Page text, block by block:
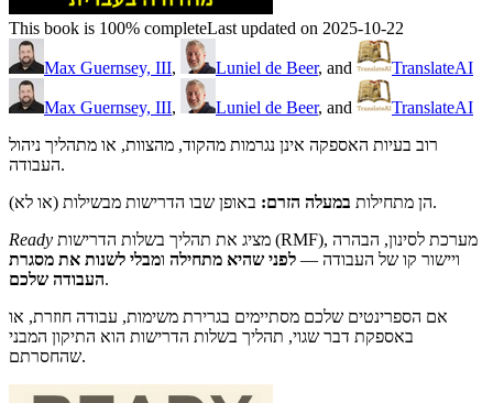
This book is 100% completeLast updated on 2025-10-22
Max Guernsey, III, Luniel de Beer, and TranslateAI
Max Guernsey, III, Luniel de Beer, and
TranslateAI
רוב בעיות האספקה אינן נגרמות מהקוד, מהצוות, או מתהליך ניהול
העבודה.
הן מתחילות במעלה הזרם:
באופן שבו הדרישות מבשילות (או לא).
Ready
ויישור קו של העבודה — לפני שהיא מתחילה ומבלי לשנות את מסגרת
העבודה שלכם.
אם הספרינטים שלכם מסתיימים בגרירת משימות, עבודה חוזרת, או
באספקת דבר שגוי, תהליך בשלות הדרישות הוא התיקון המבני
שהחסרתם.